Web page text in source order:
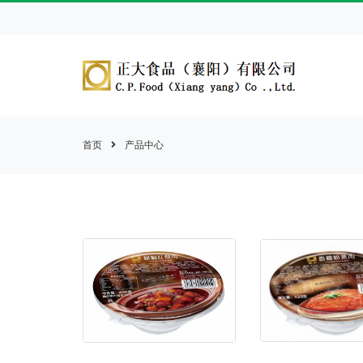
首页 产品中心